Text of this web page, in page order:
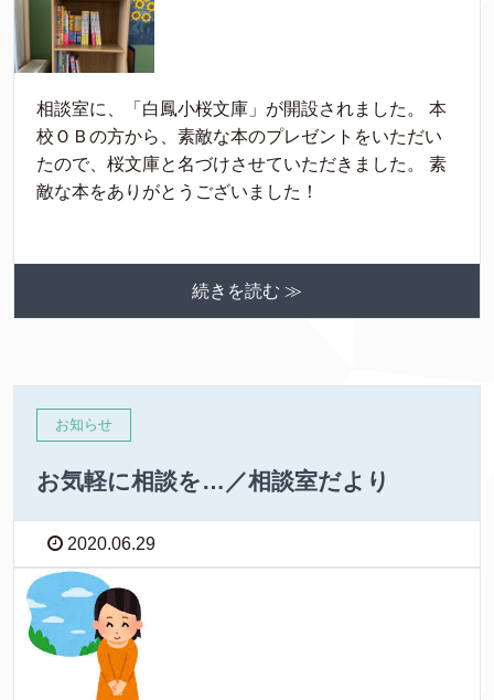
相談室に、「白鳳小桜文庫」が開設されました。 本
校ＯＢの方から、素敵な本のプレゼントをいただい
たので、桜文庫と名づけさせていただきました。 素
敵な本をありがとうございました！
続きを読む ≫
お知らせ
お気軽に相談を…／相談室だより
2020.06.29